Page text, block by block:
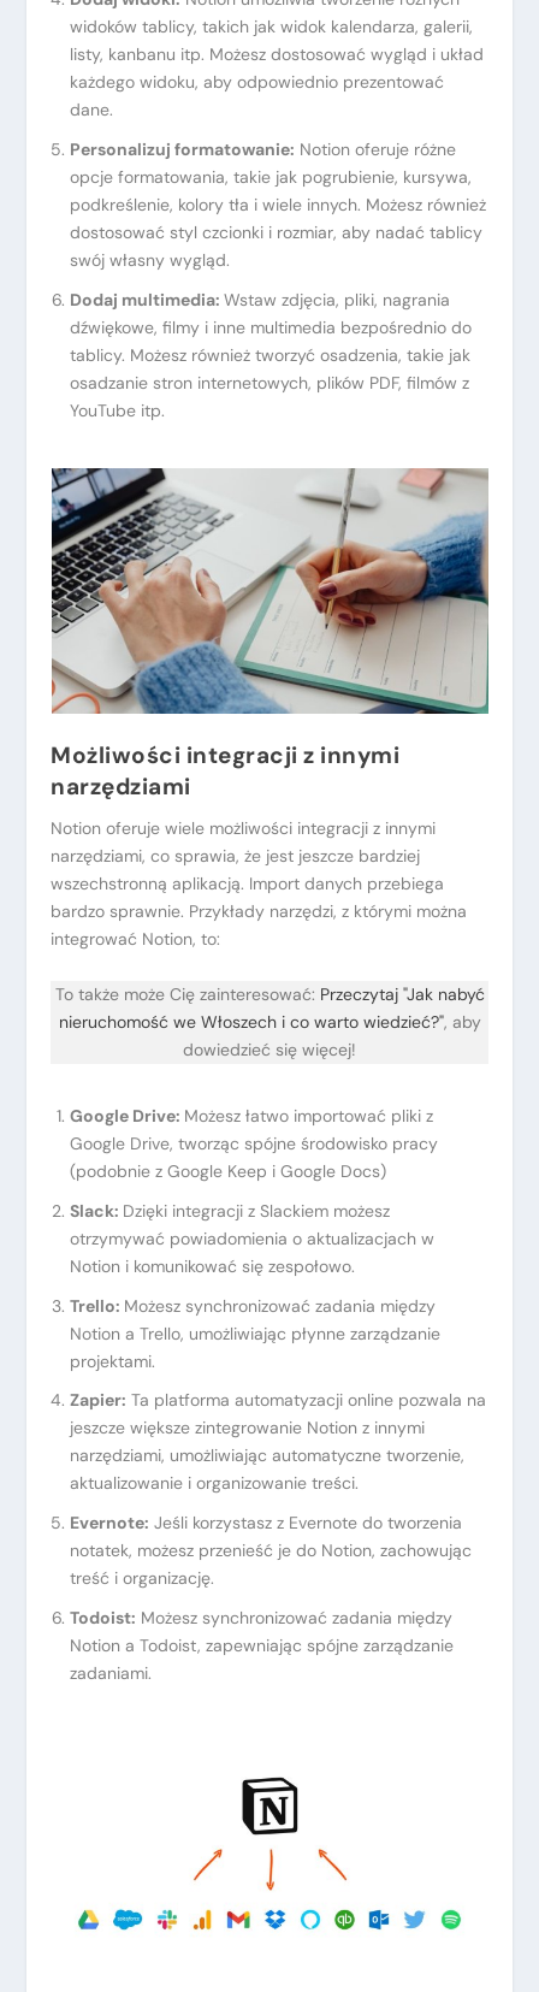
widoków tablicy, takich jak widok kalendarza, galerii,
listy, kanbanu itp. Możesz dostosować wygląd i układ
każdego widoku, aby odpowiednio prezentować
dane.
Personalizuj formatowanie: Notion oferuje różne
opcje formatowania, takie jak pogrubienie, kursywa,
podkreślenie, kolory tła i wiele innych. Możesz również
dostosować styl czcionki i rozmiar, aby nadać tablicy
swój własny wygląd.
Dodaj multimedia:Wstaw zdjęcia, pliki, nagrania
dźwiękowe, filmy i inne multimedia bezpośrednio do
tablicy. Możesz również tworzyć osadzenia, takie jak
osadzanie stron internetowych, plików PDF, filmów z
YouTube itp.
Możliwości integracji z innymi
narzędziami
Notion oferuje wiele możliwości integracji z innymi
narzędziami, co sprawia, że jest jeszcze bardziej
wszechstronną aplikacją. Import danych przebiega
bardzo sprawnie. Przykłady narzędzi, z którymi można
integrować Notion, to:
To także może Cię zainteresować: Przeczytaj "Jak nabyć
nieruchomość we Włoszech i co warto wiedzieć?", aby
dowiedzieć się więcej!
Google Drive: Możesz łatwo importować pliki z
Google Drive, tworząc spójne środowisko pracy
(podobnie z Google Keep i Google Docs)
Slack: Dzięki integracji z Slackiem możesz
otrzymywać powiadomienia o aktualizacjach w
Notion i komunikować się zespołowo.
Trello: Możesz synchronizować zadania między
Notion a Trello, umożliwiając płynne zarządzanie
projektami.
Zapier: Ta platforma automatyzacji online pozwala na
jeszcze większe zintegrowanie Notion z innymi
narzędziami, umożliwiając automatyczne tworzenie,
aktualizowanie i organizowanie treści.
Evernote: Jeśli korzystasz z Evernote do tworzenia
notatek, możesz przenieść je do Notion, zachowując
treść i organizację.
Todoist: Możesz synchronizować zadania między
Notion a Todoist, zapewniając spójne zarządzanie
zadaniami.